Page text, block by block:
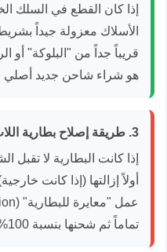
إذا كان القطع في السلك
الأسلاك معزولة جيداً
قريباً جداً من "البلوكة" أو
هو شراء شاحن جديد أصلي
3. طريقة إصلاح بطارية اللاب توب:
إذا كانت البطارية لا
أولاً إزالتها (إذا كانت
تماماً ثم شحنها بنسبة 100% والجهاز مغلق.